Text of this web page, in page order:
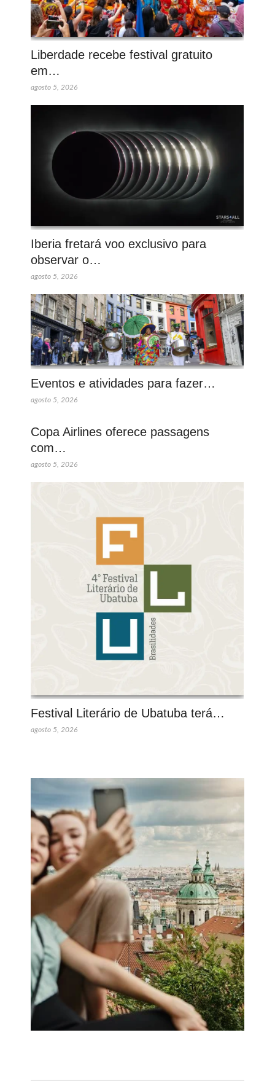
Liberdade recebe festival gratuito
em…
agosto 5, 2026
Iberia fretará voo exclusivo para
observar o…
agosto 5, 2026
Eventos e atividades para fazer…
agosto 5, 2026
Copa Airlines oferece passagens
com…
agosto 5, 2026
Festival Literário de Ubatuba terá…
agosto 5, 2026